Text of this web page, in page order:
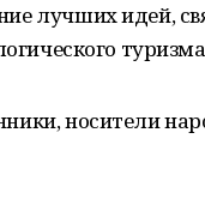
лучших идей,
носители